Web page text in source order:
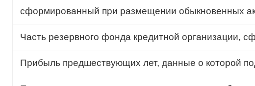
сформированный при размещении обыкновенных
Часть резервного фонда кредитной организации,
Прибыль предшествующих лет, данные о которой